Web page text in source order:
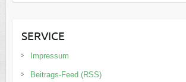
SERVICE
Impressum
Beitrags-Feed (RSS)